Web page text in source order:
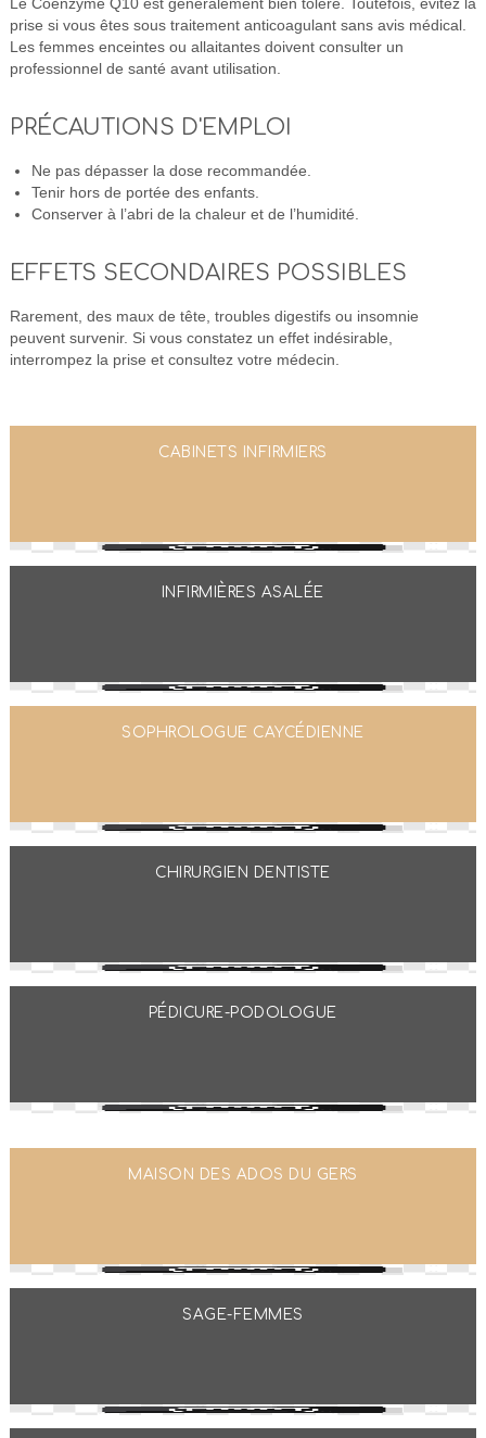
Le Coenzyme Q10 est généralement bien toléré. Toutefois, évitez la
prise si vous êtes sous traitement anticoagulant sans avis médical.
Les femmes enceintes ou allaitantes doivent consulter un
professionnel de santé avant utilisation.
PRÉCAUTIONS D'EMPLOI
Ne pas dépasser la dose recommandée.
Tenir hors de portée des enfants.
Conserver à l’abri de la chaleur et de l’humidité.
EFFETS SECONDAIRES POSSIBLES
Rarement, des maux de tête, troubles digestifs ou insomnie
peuvent survenir. Si vous constatez un effet indésirable,
interrompez la prise et consultez votre médecin.
CABINETS INFIRMIERS
INFIRMIÈRES ASALÉE
SOPHROLOGUE CAYCÉDIENNE
CHIRURGIEN DENTISTE
PÉDICURE-PODOLOGUE
MAISON DES ADOS DU GERS
SAGE-FEMMES